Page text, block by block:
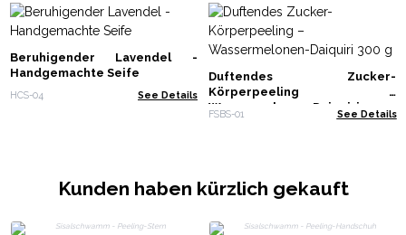
Beruhigender Lavendel -
Handgemachte Seife
HCS-04 See Details
Duftendes Zucker-
Körperpeeling –
Wassermelonen-Daiquiri 300 g
FSBS-01 See Details
Kunden haben kürzlich gekauft